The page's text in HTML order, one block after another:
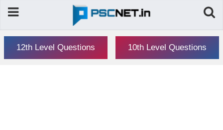
12th Level Questions 10th Level Questions